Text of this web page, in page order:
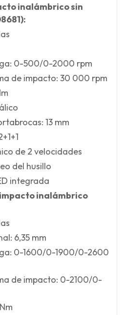
inalámbrico sin
0-500/0-2000 rpm
de impacto: 30 000 rpm
13 mm
de 2 velocidades
del husillo
integrada
inalámbrico
6,35 mm
0-1600/0-1900/0-2600
de impacto: 0-2100/0-